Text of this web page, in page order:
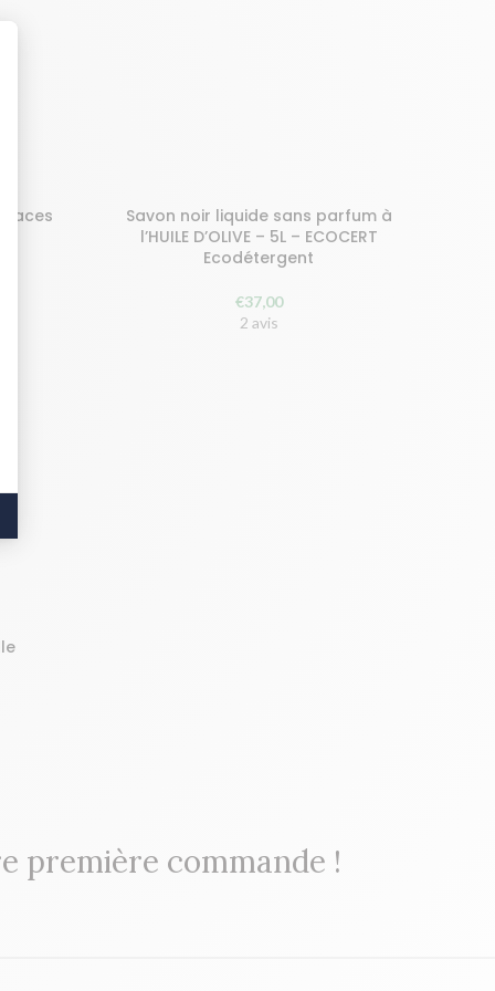
AJOUTER AU PANIER
Savon noir liquide sans parfum à
l’HUILE D’OLIVE – 5L – ECOCERT
Ecodétergent
€37,00
2 avis
première commande !